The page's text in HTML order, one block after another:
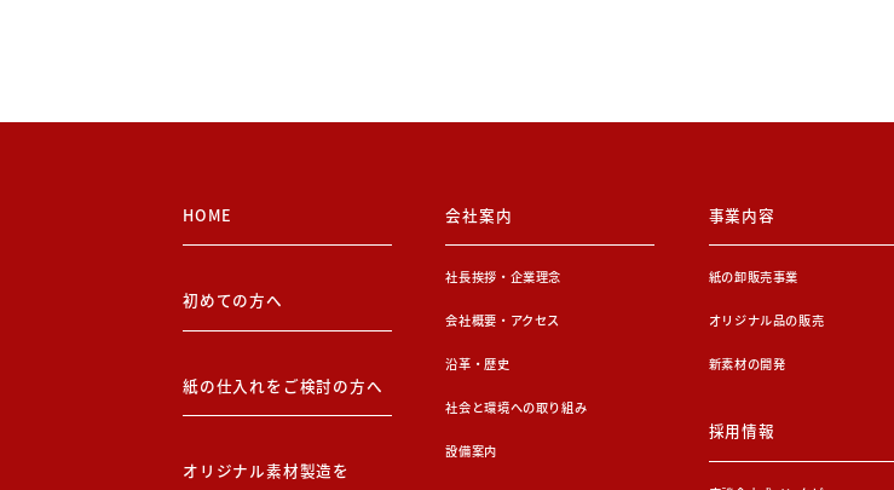
HOME
初めての方へ
紙の仕入れをご検討の方へ
オリジナル素材製造を
会社案内
社長挨拶・企業理念
会社概要・アクセス
沿革・歴史
社会と環境への取り組み
設備案内
事業内容
紙の卸販売事業
オリジナル品の販売
新素材の開発
採用情報